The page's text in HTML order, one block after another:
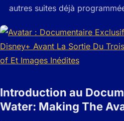
autres suites déjà
Introduction au
Water: Making The